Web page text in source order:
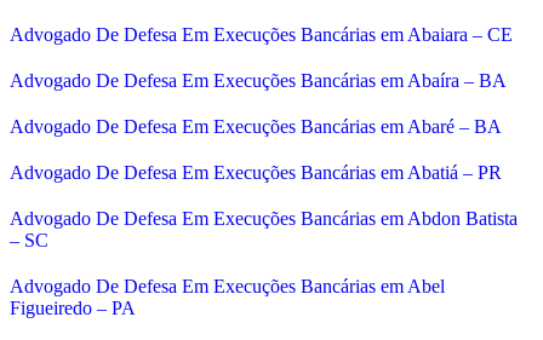
Advogado De Defesa Em Execuções Bancárias em Abaiara – CE
Advogado De Defesa Em Execuções Bancárias em Abaíra – BA
Advogado De Defesa Em Execuções Bancárias em Abaré – BA
Advogado De Defesa Em Execuções Bancárias em Abatiá – PR
Advogado De Defesa Em Execuções Bancárias em Abdon Batista
– SC
Advogado De Defesa Em Execuções Bancárias em Abel
Figueiredo – PA